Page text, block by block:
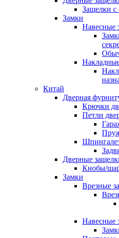
Защелки с
Замки
Навесные
Китай
Дверная
Крючки
Петли
Дверные
Кнобы/
Замки
Врезные
Навесные